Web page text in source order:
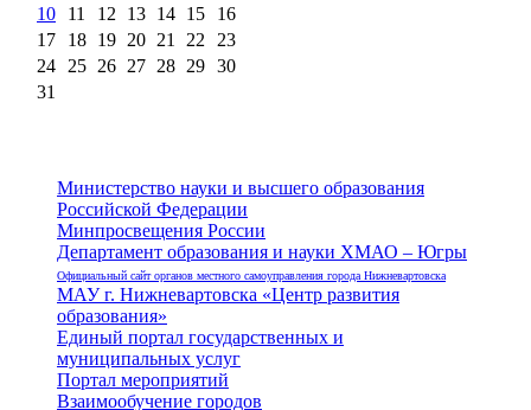
10
11 12 13 14 15
16
17
18 19 20 21 22
23
24
25 26 27 28 29 30
31
Министерство науки и высшего образования
Российской Федерации
Минпросвещения России
Департамент образования и науки ХМАО – Югры
Официальный сайт органов местного самоуправления города Нижневартовска
МАУ г. Нижневартовска «Центр развития
образования»
Единый портал государственных и
муниципальных услуг
Портал мероприятий
Взаимообучение городов